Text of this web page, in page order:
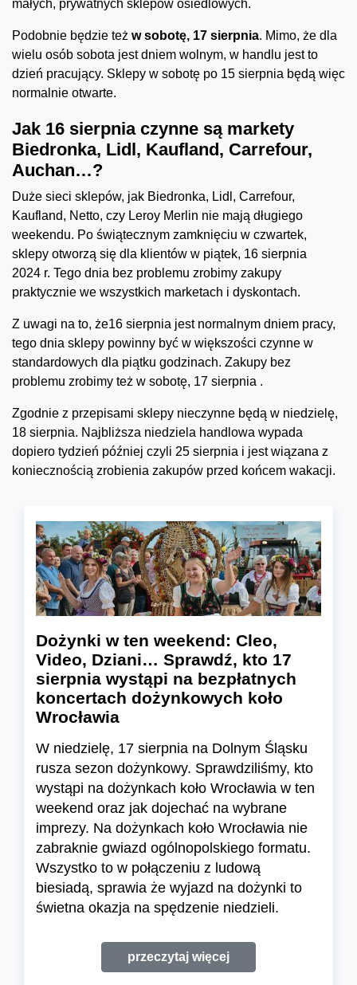
małych, prywatnych sklepów osiedlowych.
Podobnie będzie też w sobotę, 17 sierpnia. Mimo, że dla
wielu osób sobota jest dniem wolnym, w handlu jest to
dzień pracujący. Sklepy w sobotę po 15 sierpnia będą więc
normalnie otwarte.
Jak 16 sierpnia czynne są markety
Biedronka, Lidl, Kaufland, Carrefour,
Auchan…?
Duże sieci sklepów, jak Biedronka, Lidl, Carrefour,
Kaufland, Netto, czy Leroy Merlin nie mają długiego
weekendu. Po świątecznym zamknięciu w czwartek,
sklepy otworzą się dla klientów w piątek, 16 sierpnia
2024 r. Tego dnia bez problemu zrobimy zakupy
praktycznie we wszystkich marketach i dyskontach.
Z uwagi na to, że16 sierpnia jest normalnym dniem pracy,
tego dnia sklepy powinny być w większości czynne w
standardowych dla piątku godzinach. Zakupy bez
problemu zrobimy też w sobotę, 17 sierpnia .
Zgodnie z przepisami sklepy nieczynne będą w niedzielę,
18 sierpnia. Najbliższa niedziela handlowa wypada
dopiero tydzień później czyli 25 sierpnia i jest wiązana z
koniecznością zrobienia zakupów przed końcem wakacji.
Dożynki w ten weekend: Cleo,
Video, Dziani… Sprawdź, kto 17
sierpnia wystąpi na bezpłatnych
koncertach dożynkowych koło
Wrocławia
W niedzielę, 17 sierpnia na Dolnym Śląsku
rusza sezon dożynkowy. Sprawdziliśmy, kto
wystąpi na dożynkach koło Wrocławia w ten
weekend oraz jak dojechać na wybrane
imprezy. Na dożynkach koło Wrocławia nie
zabraknie gwiazd ogólnopolskiego formatu.
Wszystko to w połączeniu z ludową
biesiadą, sprawia że wyjazd na dożynki to
świetna okazja na spędzenie niedzieli.
przeczytaj więcej